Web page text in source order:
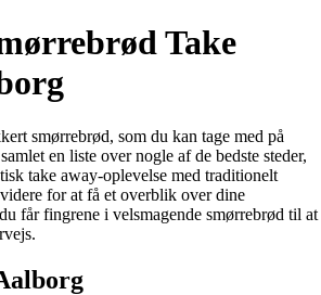
Take
smørrebrød, som du kan tage med på
en liste over nogle af de bedste steder,
take away-oplevelse med traditionelt
for at få et overblik over dine
får fingrene i velsmagende smørrebrød til at